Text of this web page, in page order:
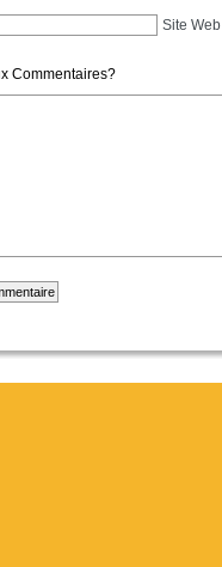
Site Web
Commentaires?